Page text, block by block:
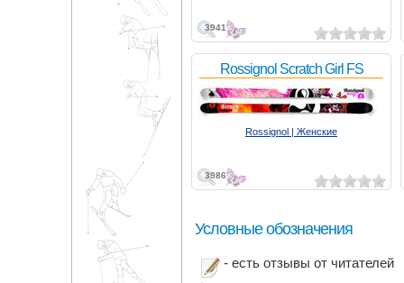
3941
3986
Rossignol Scratch Girl FS
Rossignol | Женские
Условные обозначения
- есть отзывы от читателей